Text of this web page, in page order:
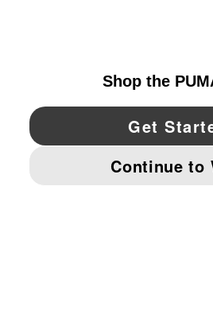
YouTube Twitter Pinterest